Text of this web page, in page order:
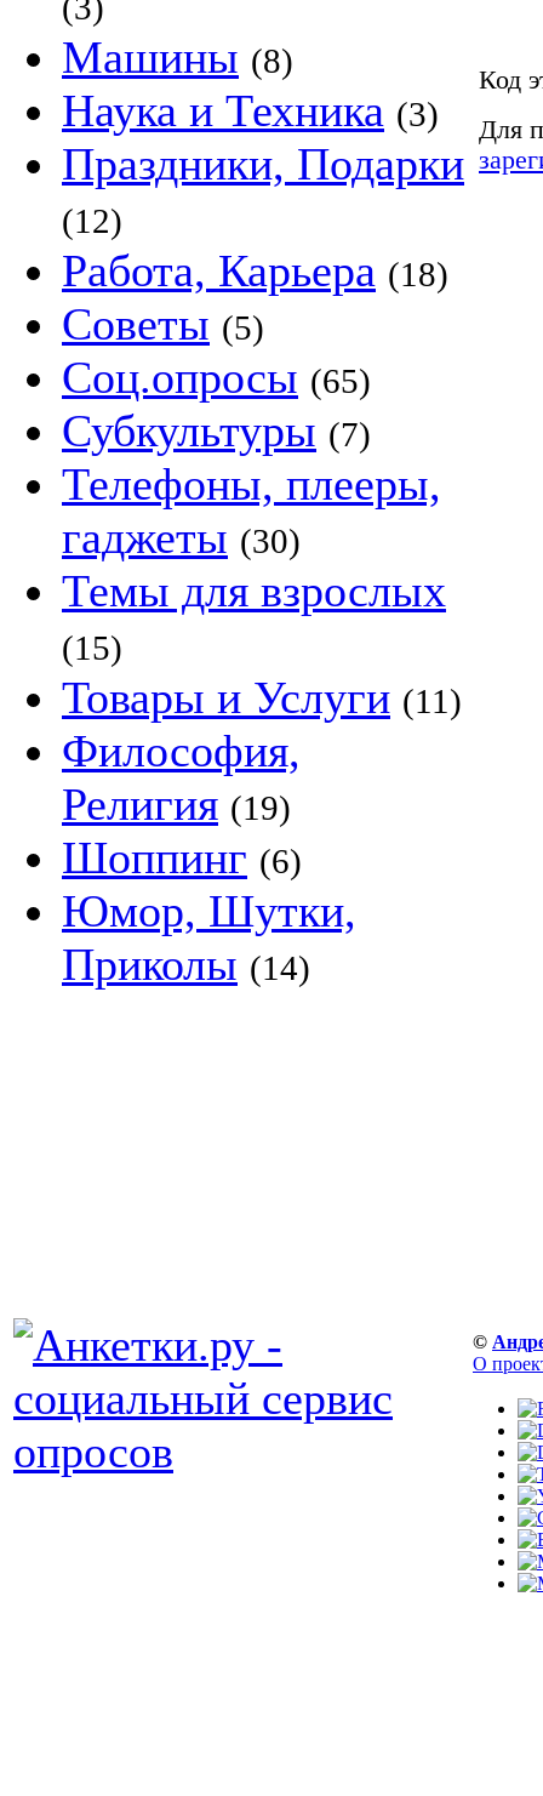
Машины (8)
Наука и Техника (3)
Праздники, Подарки
(12)
Работа, Карьера (18)
Советы (5)
Соц.опросы (65)
Субкультуры (7)
Телефоны, плееры,
гаджеты (30)
Темы для взрослых
(15)
Товары и Услуги (11)
Философия,
Религия (19)
Шоппинг (6)
Юмор, Шутки,
Приколы (14)
Код
Для
©
О